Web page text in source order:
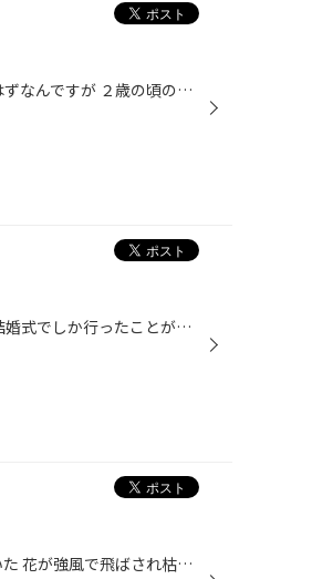
山茶花高原に行ってきました。 懐かしかったー！ と、なるはずなんですが ２歳の頃の記憶なんてありませんので 新鮮な感じでした。 山茶花高原には広い芝広場や遊具、小さな遊園地 ハーブ園等があり家族で楽しめます！ 中でも私のおすすめはオフロードカーです。 お子様向けなんですが 大人も楽しめ...
こちらは長崎市福田にある 『サンセットマリーナ』です。 結婚式でしか行ったことがなかったのですが ランチのみの利用もできることを知り、 地元女子３人で行ってきました。 近くは海で夕日も見れるので、 デートなどにもいい感じですよ～。 雰囲気バツグンによかったです(^^)b 会計の時に UNIQUE...
台風が心配ですね。 先月の話になりますが、店内入口に置いた 花が強風で飛ばされ枯れてしまいました(/_;) 花が欲しいと思っていてやっと置けた ２日目の出来事だったので、さすがにショックでした(^_^;) その日から鉢を変えて土を増やし 毎日欠かさず水をやりを続けました。 すると葉の色が蘇り、...